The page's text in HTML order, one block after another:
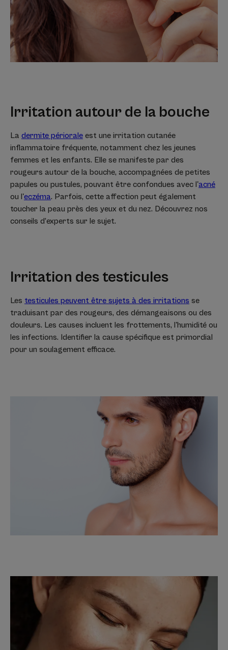
Irritation autour de la bouche
La dermite périorale est une irritation cutanée
inflammatoire fréquente, notamment chez les jeunes
femmes et les enfants. Elle se manifeste par des
rougeurs autour de la bouche, accompagnées de petites
papules ou pustules, pouvant être confondues avec l'acné
ou l'eczéma. Parfois, cette affection peut également
toucher la peau près des yeux et du nez. Découvrez nos
conseils d’experts sur le sujet.
Irritation des testicules
Les testicules peuvent être sujets à des irritations se
traduisant par des rougeurs, des démangeaisons ou des
douleurs. Les causes incluent les frottements, l'humidité ou
les infections. Identifier la cause spécifique est primordial
pour un soulagement efficace.